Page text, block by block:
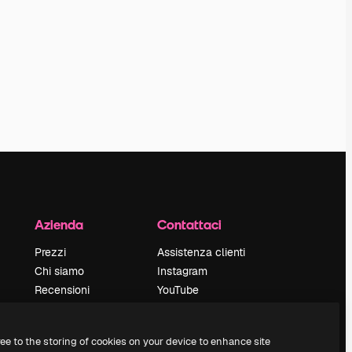
Azienda
Prezzi
Chi siamo
Recensioni
Blog
Contattaci
Assistenza clienti
Instagram
YouTube
Discord
to the storing of cookies on your device to enhance site